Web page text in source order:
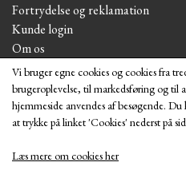
Fortrydelse og reklamation
Kunde login
Om os
Vis på shop
Vi bruger egne cookies og cookies fra
brugeroplevelse, til markedsføring og til
hjemmeside anvendes af besøgende.
at trykke på linket 'Cookies' nederst på
Læs mere om cookies her